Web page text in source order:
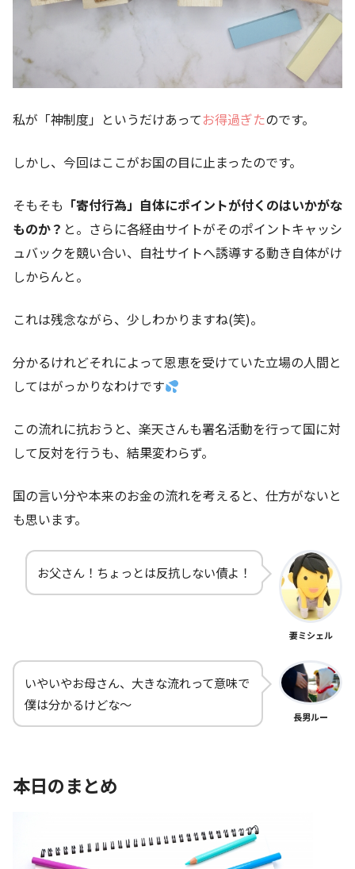
私が「神制度」というだけあってお得過ぎたのです。
しかし、今回はここがお国の目に止まったのです。
そもそも 「寄付行為」自体にポイントが付くのはいかがな
ものか？ と。さらに各経由サイトがそのポイントキャッシ
ュバックを競い合い、自社サイトへ誘導する動き自体がけ
しからんと。
これは残念ながら、少しわかりますね(笑)。
分かるけれどそれによって恩恵を受けていた立場の人間と
してはがっかりなわけです
この流れに抗おうと、楽天さんも署名活動を行って国に対
して反対を行うも、結果変わらず。
国の言い分や本来のお金の流れを考えると、仕方がないと
も思います。
お父さん！ちょっとは反抗しない債よ！
妻ミシェル
いやいやお母さん、大きな流れって意味で
僕は分かるけどな～
長男ルー
本日のまとめ